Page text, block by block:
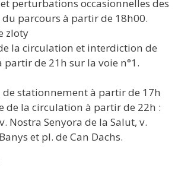
perturbations occasionnelles des
du parcours à partir de 18h00.
zloty
la circulation et interdiction de
de 21h sur la voie n°1.
stationnement à partir de 17h
de la circulation à partir de 22h :
Nostra Senyora de la Salut, v.
et pl. de Can Dachs.